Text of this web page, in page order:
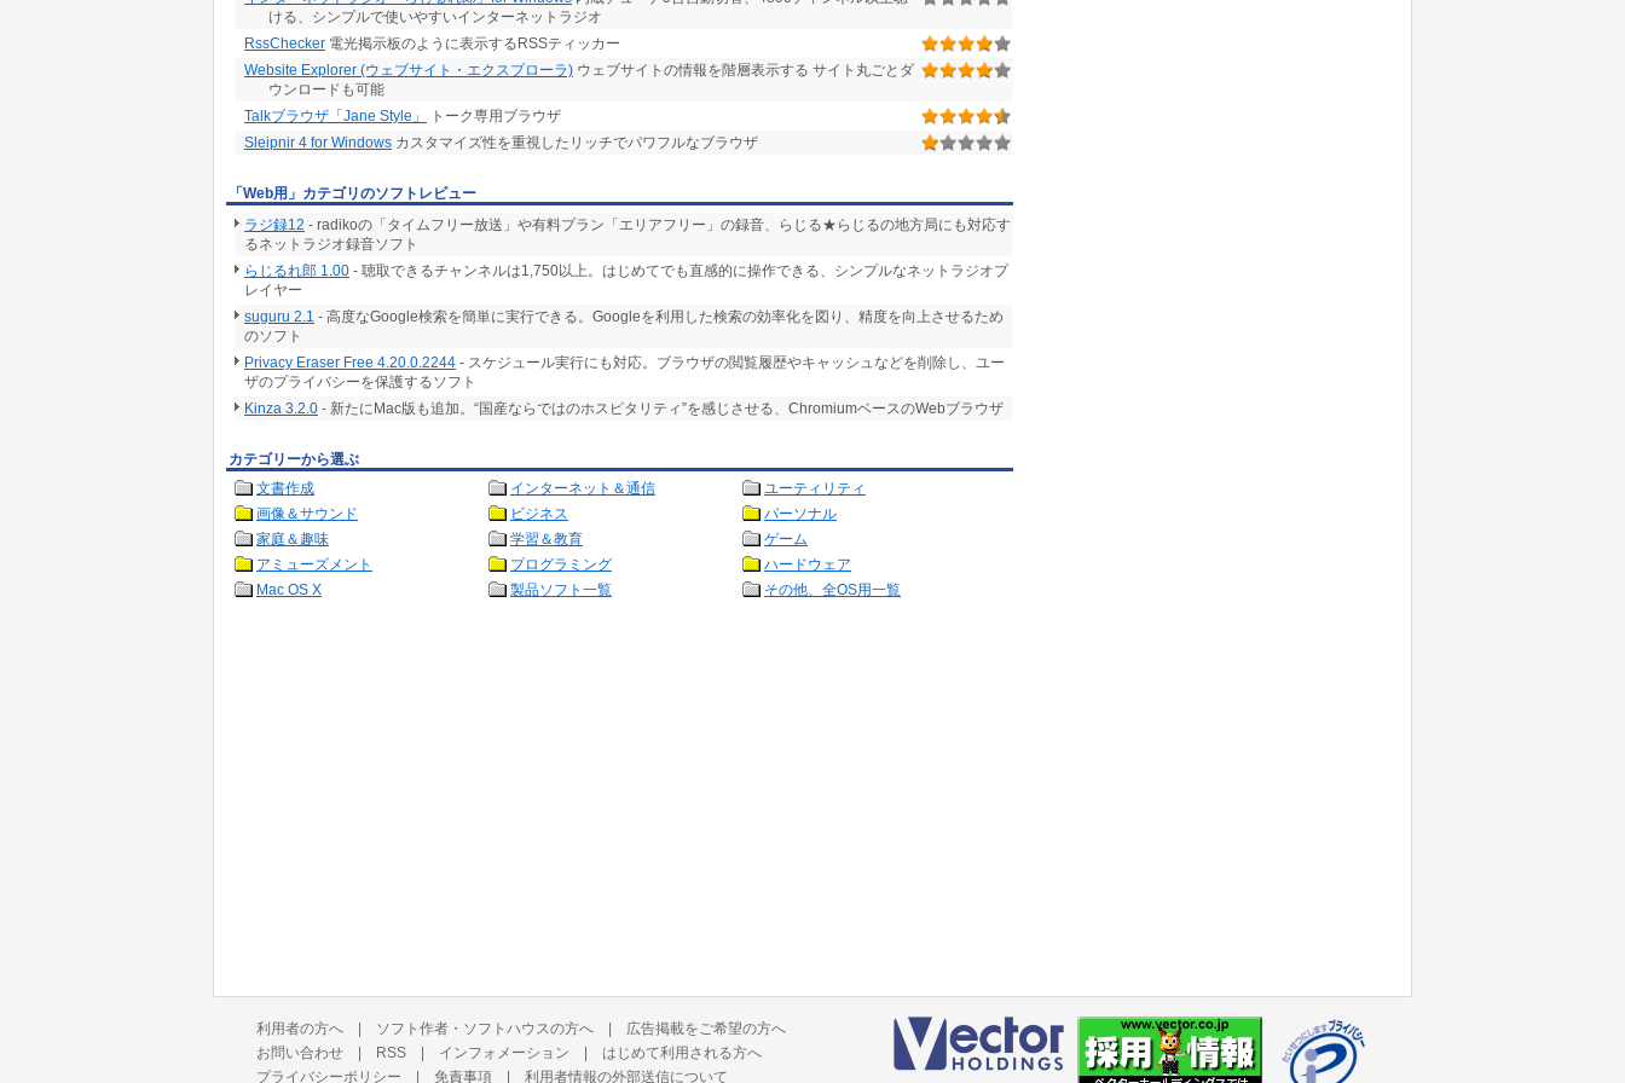
ける、シンプルで使いやすいインターネットラジオ
RssChecker 電光掲示板のように表示するRSSティッカー
Website Explorer (ウェブサイト・エクスプローラ) ウェブサイトの情報を階層表示する サイト丸ごとダ
ウンロードも可能
Talkブラウザ「Jane Style」
トーク専用ブラウザ
Sleipnir 4 for Windows カスタマイズ性を重視したリッチでパワフルなブラウザ
「Web用」カテゴリのソフトレビュー
ラジ録12 - radikoの「タイムフリー放送」や有料プラン「エリアフリー」の録音、らじる★らじるの地方局にも対応す
るネットラジオ録音ソフト
らじるれ郎 1.00 - 聴取できるチャンネルは1,750以上。はじめてでも直感的に操作できる、シンプルなネットラジオプ
レイヤー
suguru 2.1 - 高度なGoogle検索を簡単に実行できる。Googleを利用した検索の効率化を図り、精度を向上させるため
のソフト
Privacy Eraser Free 4.20.0.2244 - スケジュール実行にも対応。ブラウザの閲覧履歴やキャッシュなどを削除し、ユー
ザのプライバシーを保護するソフト
Kinza 3.2.0 - 新たにMac版も追加。“国産ならではのホスピタリティ”を感じさせる、ChromiumベースのWebブラウザ
カテゴリーから選ぶ
文書作成
インターネット＆通信
ユーティリティ
画像＆サウンド
ビジネス
パーソナル
家庭＆趣味
学習＆教育
ゲーム
アミューズメント
プログラミング
ハードウェア
Mac OS X
製品ソフト一覧 その他、全OS用一覧
利用者の方へ | ソフト作者・ソフトハウスの方へ | 広告掲載をご希望の方へ
お問い合わせ | RSS | インフォメーション | はじめて利用される方へ
プライバシーポリシー | 免責事項 | 利用者情報の外部送信について